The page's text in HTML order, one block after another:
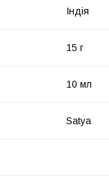
Індія
15 г
10 мл
Satya